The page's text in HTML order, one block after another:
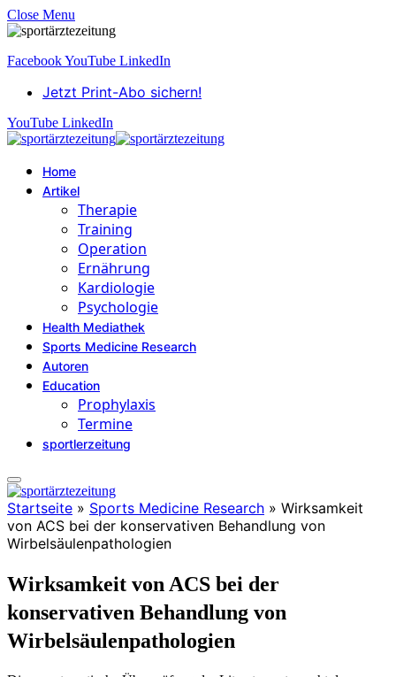
Close Menu
FacebookYouTube LinkedIn
Jetzt Print-Abo sichern!
YouTube LinkedIn
Home
Artikel
Therapie
Training
Operation
Ernährung
Kardiologie
Psychologie
Health Mediathek
Sports Medicine Research
Autoren
Education
Prophylaxis
Termine
sportlerzeitung
Startseite » Sports Medicine Research » Wirksamkeit
von ACS bei der konservativen Behandlung von
Wirbelsäulenpathologien
Wirksamkeit von ACS bei der
konservativen Behandlung von
Wirbelsäulenpathologien